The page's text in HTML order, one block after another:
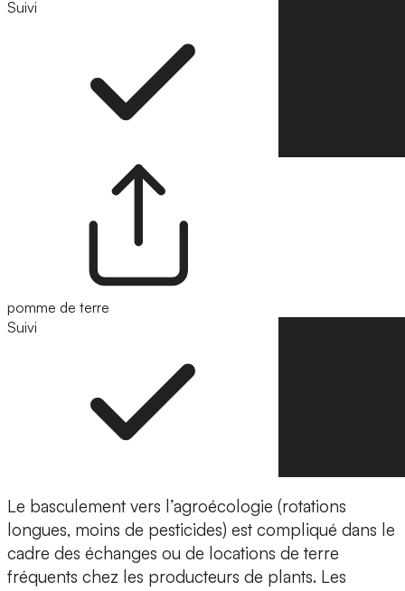
Suivi
pomme de terre
Suivi
Le basculement vers l’agroécologie (rotations
longues, moins de pesticides) est compliqué dans le
cadre des échanges ou de locations de terre
fréquents chez les producteurs de plants. Les